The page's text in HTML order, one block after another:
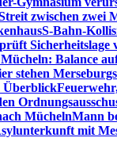
zwischen zwei
S-Bahn-
Sicherheitslage
Balance
stehen
Überblick
MüchelnMann
mit